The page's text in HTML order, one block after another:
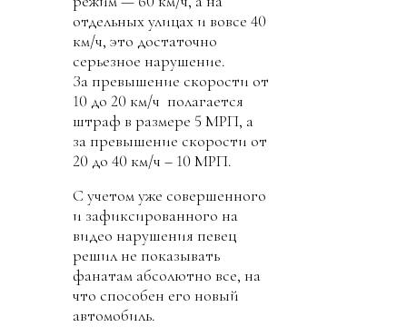
отдельных улицах и вовсе 40
км/ч, это достаточно
серьезное нарушение.
За превышение скорости от
10 до 20 км/ч полагается
штраф в размере 5 МРП, а
за превышение скорости от
20 до 40 км/ч – 10 МРП.
С учетом уже совершенного
и зафиксированного на
видео нарушения певец
решил не показывать
фанатам абсолютно все, на
что способен его новый
автомобиль.